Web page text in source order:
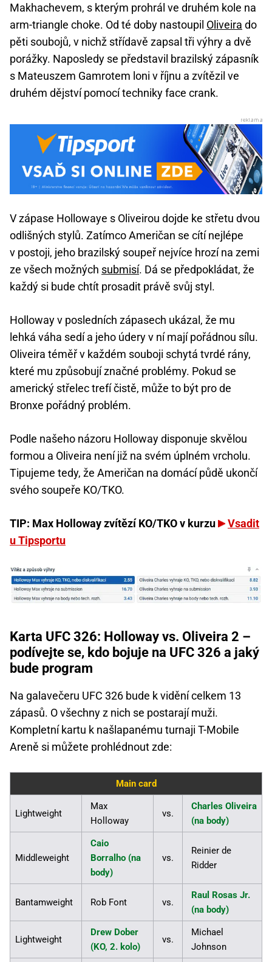
Makhachevem, s kterým prohrál ve druhém kole na
arm-triangle choke. Od té doby nastoupil Oliveira do
pěti soubojů, v nichž střídavě zapsal tři výhry a dvě
porážky. Naposledy se představil brazilský zápasník
s Mateuszem Gamrotem loni v říjnu a zvítězil ve
druhém dějství pomocí techniky face crank.
V zápase Hollowaye s Oliveirou dojde ke střetu dvou
odlišných stylů. Zatímco Američan se cítí nejlépe
v postoji, jeho brazilský soupeř nejvíce hrozí na zemi
ze všech možných submisí. Dá se předpokládat, že
každý si bude chtít prosadit právě svůj styl.
Holloway v posledních zápasech ukázal, že mu
lehká váha sedí a jeho údery v ní mají pořádnou sílu.
Oliveira téměř v každém souboji schytá tvrdé rány,
které mu způsobují značné problémy. Pokud se
americký střelec trefí čistě, může to být pro de
Bronxe pořádný problém.
Podle našeho názoru Holloway disponuje skvělou
formou a Oliveira není již na svém úplném vrcholu.
Tipujeme tedy, že Američan na domácí půdě ukončí
svého soupeře KO/TKO.
TIP: Max Holloway zvítězí KO/TKO v kurzu
Vsadit
u Tipsportu
Karta UFC 326: Holloway vs. Oliveira 2 –
podívejte se, kdo bojuje na UFC 326 a jaký
bude program
Na galavečeru UFC 326 bude k vidění celkem 13
zápasů. O všechny z nich se postarají muži.
Kompletní kartu k našlapanému turnaji T-Mobile
Areně si můžete prohlédnout zde:
Main card
Lightweight
Max
Holloway
vs.
Charles Oliveira
(na body)
Middleweight
Caio
Borralho (na
body)
vs.
Reinier de
Ridder
Bantamweight Rob Font vs.
Raul Rosas Jr.
(na body)
Lightweight
Drew Dober
(KO, 2. kolo)
vs.
Michael
Johnson